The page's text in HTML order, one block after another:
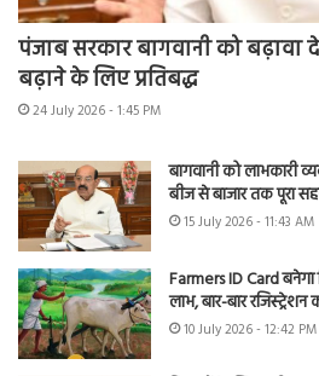
पंजाब सरकार बागवानी को
बढ़ाने के लिए प्रतिबद्ध
24 July 2026 - 1:45 PM
बागवानी को लाभकारी
बीज से बाजार तक पूरा
15 July 2026 - 11:43 AM
Farmers ID Card बनेगा
लाभ, बार-बार
10 July 2026 - 12:42 PM